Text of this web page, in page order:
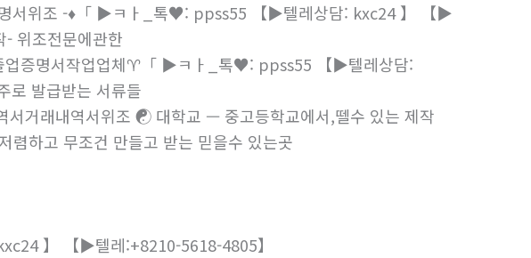
서위조 -♦「 ▶ㅋㅏ_톡♥: ppss55 【▶텔레상담: kxc24 】 【▶
위조전문에관한
증명서작업업체♈「 ▶ㅋㅏ_톡♥: ppss55 【▶텔레상담:
발급받는 서류들
거래내역서위조 ☯ 대학교 — 중고등학교에서,뗄수 있는 제작
하고 무조건 만들고 받는 믿을수 있는곳
】 【▶텔레:+8210-5618-4805】